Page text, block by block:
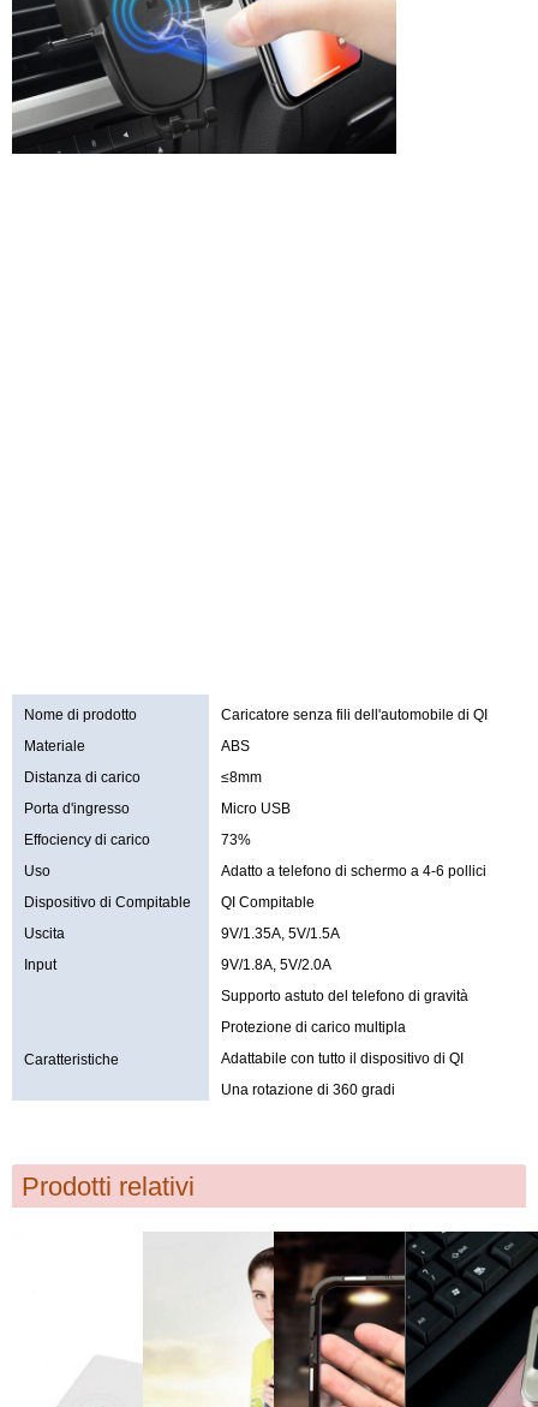
Nome di prodotto
Caricatore senza fili dell'automobile di QI
Materiale
ABS
Distanza di carico
≤8mm
Porta d'ingresso
Micro USB
Effociency di carico
73%
Uso
Adatto a telefono di schermo a 4-6 pollici
Dispositivo di Compitable
QI Compitable
Uscita
9V/1.35A, 5V/1.5A
Input
9V/1.8A, 5V/2.0A
Caratteristiche
Supporto astuto del telefono di gravità
Protezione di carico multipla
Adattabile con tutto il dispositivo di QI
Una rotazione di 360 gradi
Prodotti relativi